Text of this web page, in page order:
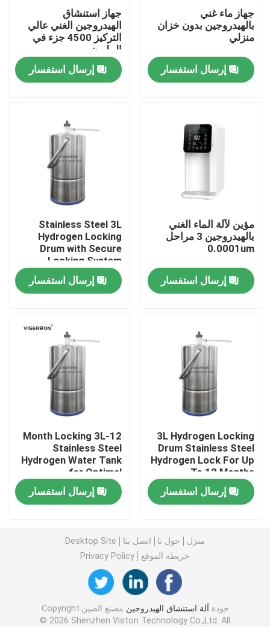
منزل
منتجات
معلومات عنا
جولة في المعمل
رقابة جودة
اتصل بنا
أخبار
حالات
آلة استنشاق الهيدروجين
آلة الماء الغني بالهيدروجين
مبرد مياه
تنقية المياه
زجاجة الهيدروجين
مُستجيب اختبار الهيدروجين
جهاز ماء غني
بالهيدروجين بدون خزان
منزلي
إرسال استفسار
جهاز استنشاق
الهيدروجين الغني عالي
التركيز 4500 جزء في
المليون
إرسال استفسار
مؤين لآلة الماء الغني
بالهيدروجين 3 مراحل
0.0001um
إرسال استفسار
Stainless Steel 3L
Hydrogen Locking
Drum with Secure
Locking System
إرسال استفسار
3L Hydrogen Locking
Drum Stainless Steel
Hydrogen Lock For Up
To 12 Months
إرسال استفسار
12-Month Locking 3L
Stainless Steel
Hydrogen Water Tank
for Optimal
Preservation
إرسال استفسار
منزل حول نا اتصل بنا
Desktop Site
خريطة الموقع
Privacy Policy
جودة آلة استنشاق الهيدروجين
مصنع الصين.Copyright
© 2026 Shenzhen Viston Technology Co.,Ltd. All